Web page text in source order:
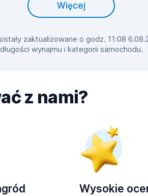
Więcej
zaktualizowane o godz. 11:08
długości wynajmu i kategorii samochodu.
z nami?
Wysokie